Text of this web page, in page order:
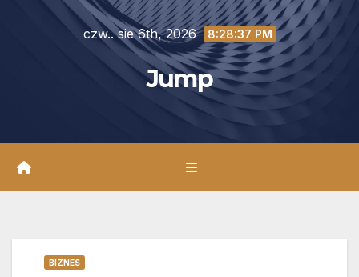
czw.. sie 6th, 2026 8:28:38 PM
Jump
BIZNES